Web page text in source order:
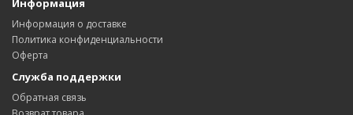
Информация
Информация о доставке
Политика конфиденциальности
Оферта
Служба поддержки
Обратная связь